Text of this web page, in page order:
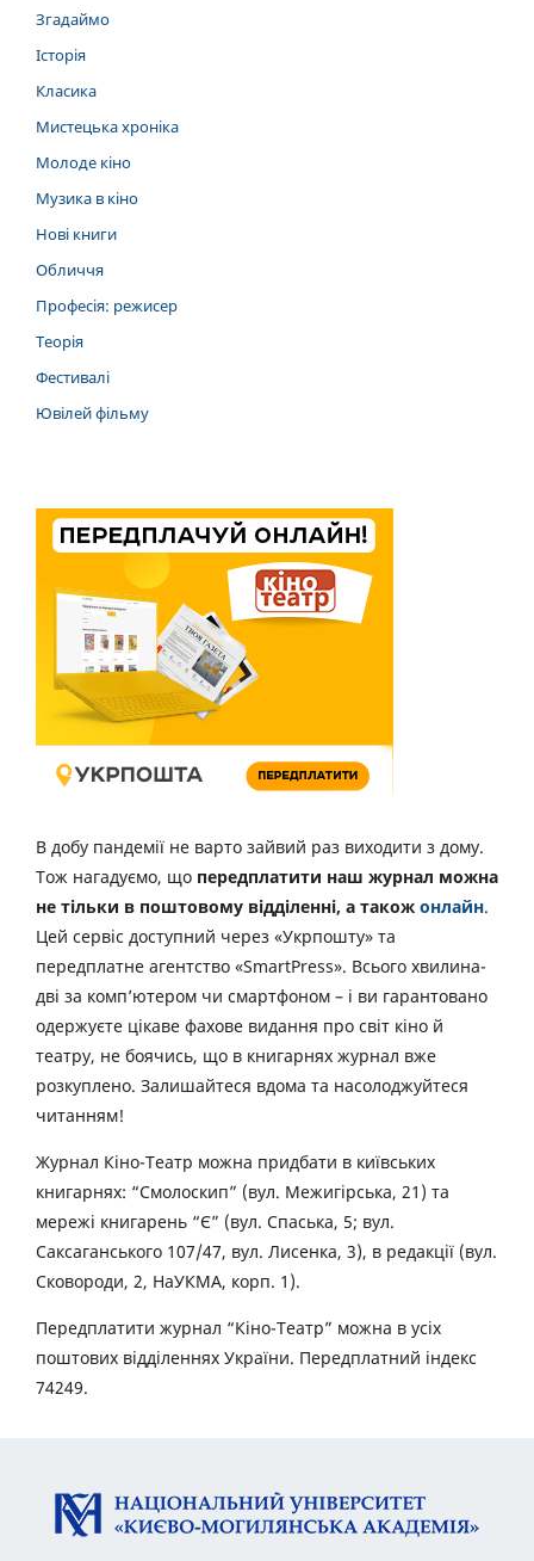
Згадаймо
Історія
Класика
Мистецька хроніка
Молоде кіно
Музика в кіно
Нові книги
Обличчя
Професія: режисер
Теорія
Фестивалі
Ювілей фільму
В добу пандемії не варто зайвий раз виходити з дому.
Тож нагадуємо, що передплатити наш журнал можна
не тільки в поштовому відділенні, а також онлайн.
Цей сервіс доступний через «Укрпошту» та
передплатне агентство «SmartPress». Всього хвилина-
дві за комп’ютером чи смартфоном – і ви гарантовано
одержуєте цікаве фахове видання про світ кіно й
театру, не боячись, що в книгарнях журнал вже
розкуплено. Залишайтеся вдома та насолоджуйтеся
читанням!
Журнал Кіно-Театр можна придбати в київських
книгарнях: “Смолоскип” (вул. Межигірська, 21) та
мережі книгарень “Є” (вул. Спаська, 5; вул.
Саксаганського 107/47, вул. Лисенка, 3), в редакції (вул.
Сковороди, 2, НаУКМА, корп. 1).
Передплатити журнал “Кіно-Театр” можна в усіх
поштових відділеннях України. Передплатний індекс
74249.